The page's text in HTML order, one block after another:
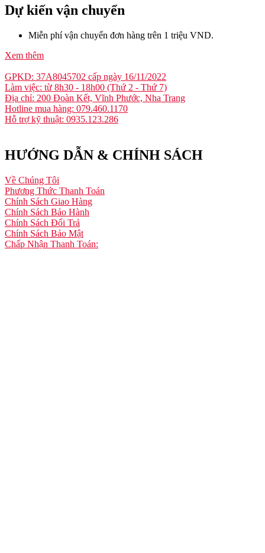
Dự kiến vận chuyển
Miễn phí vận chuyển đơn hàng trên 1 triệu VND.
Xem thêm
GPKD: 37A8045702 cấp ngày 16/11/2022
Làm việc: từ 8h30 - 18h00 (Thứ 2 - Thứ 7)
Địa chỉ: 200 Đoàn Kết, Vĩnh Phước, Nha Trang
Hotline mua hàng: 079.460.1170
Hỗ trợ kỹ thuật: 0935.123.286
HƯỚNG DẪN & CHÍNH SÁCH
Về Chúng Tôi
Phương Thức Thanh Toán
Chính Sách Giao Hàng
Chính Sách Bảo Hành
Chính Sách Đổi Trả
Chính Sách Bảo Mật
Chấp Nhận Thanh Toán: